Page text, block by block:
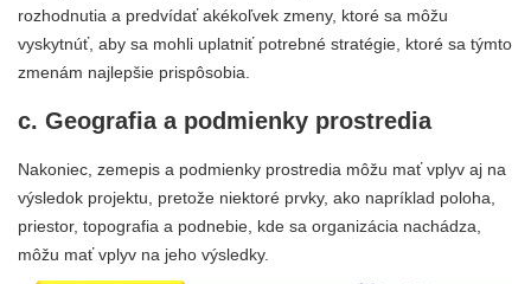
rozhodnutia a predvídať akékoľvek zmeny, ktoré sa môžu
vyskytnúť, aby sa mohli uplatniť potrebné stratégie, ktoré sa týmto
zmenám najlepšie prispôsobia.
c. Geografia a podmienky prostredia
Nakoniec, zemepis a podmienky prostredia môžu mať vplyv aj na
výsledok projektu, pretože niektoré prvky, ako napríklad poloha,
priestor, topografia a podnebie, kde sa organizácia nachádza,
môžu mať vplyv na jeho výsledky.